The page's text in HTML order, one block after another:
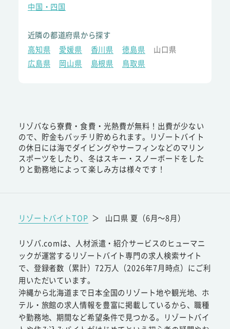
中国・四国
近隣の都道府県から探す
高知県
愛媛県 香川県 徳島県
山口県
広島県
岡山県 島根県 鳥取県
リゾバなら寮費・食費・光熱費が無料！出費が少ない
ので、貯金もバッチリ貯められます。リゾートバイト
の休日には海でダイビングやサーフィンなどのマリン
スポーツをしたり、冬はスキー・スノーボードをした
りと勤務地によって楽しみ方は様々です！
リゾートバイトTOP ＞ 山口県 夏（6月～8月）
リゾバ.comは、人材派遣・紹介サービスのヒューマニ
ックが運営するリゾートバイト専門の求人検索サイト
で、登録者数（累計）72万人（2026年7月時点）にご利
用いただいています。
沖縄から北海道まで日本全国のリゾート地や観光地、ホ
テル・旅館の求人情報を豊富に掲載しているから、職種
や勤務地、期間など希望条件で見つかる。リゾートバイ